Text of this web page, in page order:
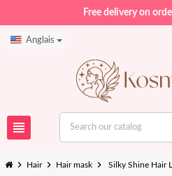
Free delivery on
Anglais
view_headline
chevron_right Hair chevron_right Hair mask chevron_right Silky Shine Hair